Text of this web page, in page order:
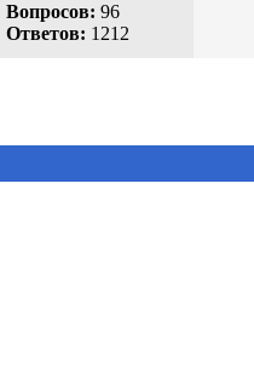
Вопросов: 96
Ответов: 1212